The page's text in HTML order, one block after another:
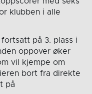
klubben i alle
på 3. plass i
oppover øker
vil kjempe om
bort fra direkte
på